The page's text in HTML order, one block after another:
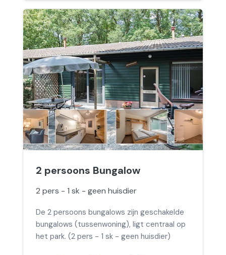
2 persoons Bungalow
2 pers - 1 sk - geen huisdier
De 2 persoons bungalows zijn geschakelde
bungalows (tussenwoning), ligt centraal op
het park. (2 pers - 1 sk - geen huisdier)